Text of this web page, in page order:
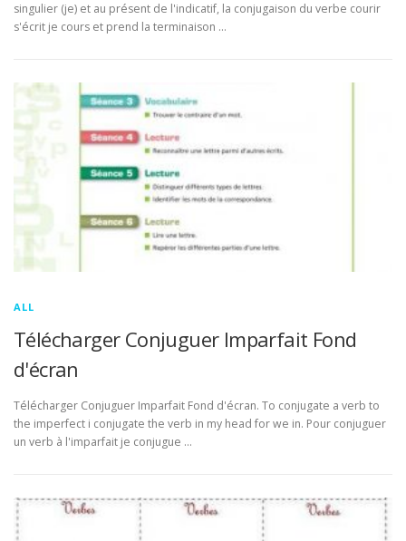
singulier (je) et au présent de l'indicatif, la conjugaison du verbe courir
s'écrit je cours et prend la terminaison …
ALL
Télécharger Conjuguer Imparfait Fond
d'écran
Télécharger Conjuguer Imparfait Fond d'écran. To conjugate a verb to
the imperfect i conjugate the verb in my head for we in. Pour conjuguer
un verb à l'imparfait je conjugue …